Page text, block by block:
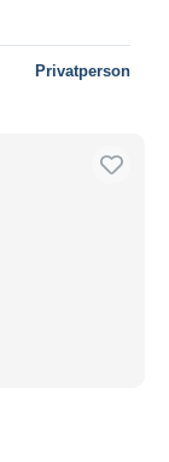
Privatperson